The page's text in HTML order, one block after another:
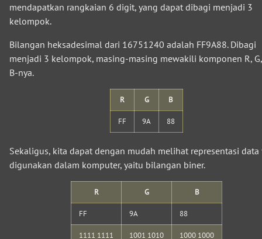
mendapatkan rangkaian 6 digit, yang dapat dibagi menjadi 3
kelompok.
Bilangan heksadesimal dari 16751240 adalah FF9A88. Dibagi
menjadi 3 kelompok, masing-masing mewakili komponen R,
B-nya.
R G B
FF 9A 88
Sekaligus, kita dapat dengan mudah melihat representasi data
digunakan dalam komputer, yaitu bilangan biner.
R G B
FF 9A 88
1111 1111 1001 1010 1000 1000